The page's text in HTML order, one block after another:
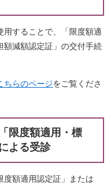
用することで、「限度額適
額減額認定証」の交付手続
ちらのページをご覧くださ
限度額適用・標
よる受診
度額適用認定証」または